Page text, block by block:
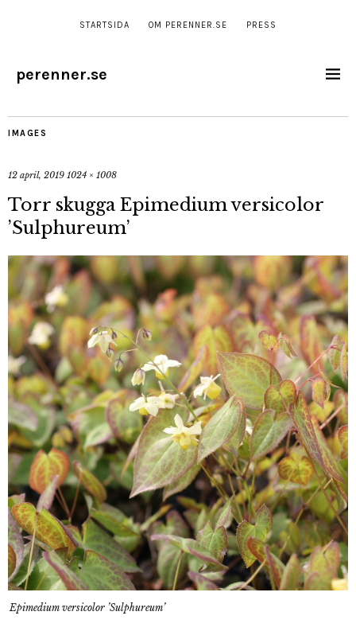
STARTSIDA OM PERENNER.SE PRESS
perenner.se
IMAGES
12 april, 2019 1024 × 1008
Torr skugga Epimedium versicolor
’Sulphureum’
Epimedium versicolor ’Sulphureum’